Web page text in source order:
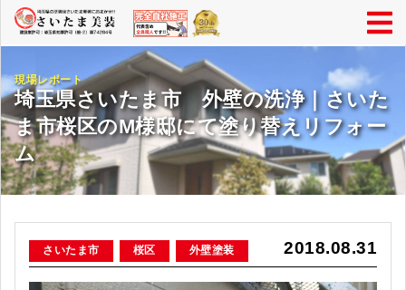
現場レポート
埼玉県さいたま市 外壁の洗浄｜さいた
ま市桜区のM様邸にて塗り替えリフォー
ム
2018.08.31
さいたま市 桜区 外壁塗装